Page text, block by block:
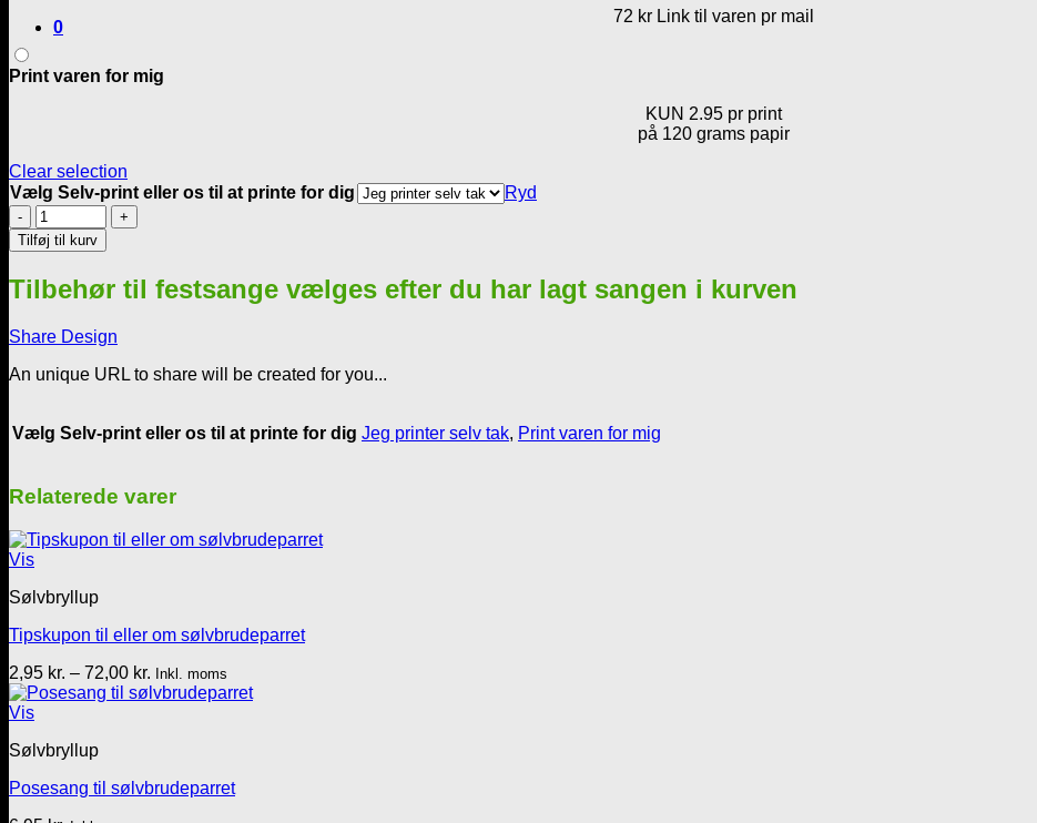
0
72 kr Link til varen pr mail
Print varen for mig
KUN 2.95 pr print
på 120 grams papir
Clear selection
Vælg Selv-print eller os til at printe for dig
Ryd
Intet
vi
til
har
Sølvbryllup
Tilføj til kurv
Tilbehør til festsange vælges efter du har lagt sangen i kurven
Share Design
An unique URL to share will be created for you...
Vælg Selv-print eller os til at printe for dig Jeg printer selv tak, Print varen for mig
Relaterede varer
Vis
Sølvbryllup
Tipskupon til eller om sølvbrudeparret
2,95 kr. – 72,00 kr. Prisinterval:
2,95 kr.
Inkl. moms
Vis
Sølvbryllup
Posesang til sølvbrudeparret